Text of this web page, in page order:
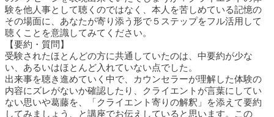
験を他人事として聴くのではなく、本人を苦しめている記憶の
その場面に、あなたが寄り添う形で５ステップをフル活用して
聴くことを意識してみてください。
【要約・質問】
受験されたほとんどの方に共通していたのは、中要約が少な
い、あるいはほとんど入れていない点でした。
出来事を聴き進めていく中で、カウンセラーが理解した体験の
内容にズレがないか確認したり、クライエントが言葉にしてい
ない思いや葛藤を、「クライエント寄りの解釈」を添えて要約
してみましょう、と講座でお伝えしていると思います。この